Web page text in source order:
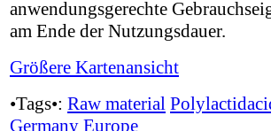
anwendungsgerechte
am Ende der Nutzungsdauer.
Größere Kartenansicht
•Tags•: Raw material
Germany Europe